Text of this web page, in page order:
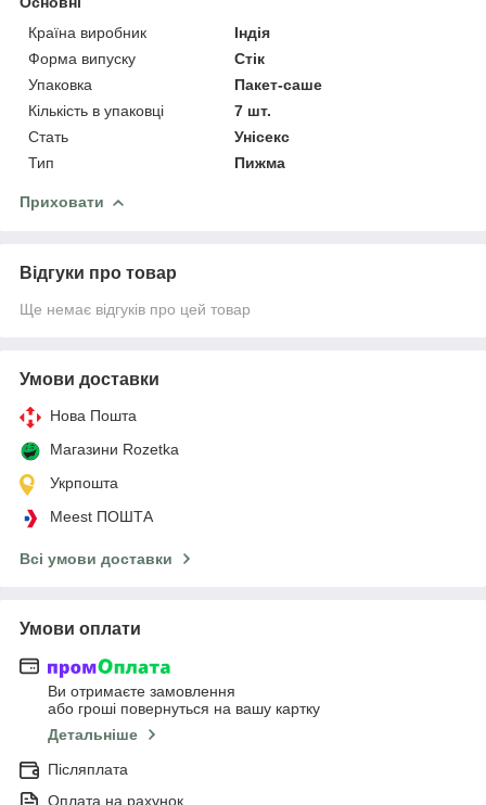
Країна виробник
Індія
Форма випуску
Стік
Упаковка
Пакет-саше
Кількість в упаковці
7 шт.
Стать
Унісекс
Тип
Пижма
Приховати
Відгуки про товар
Ще немає відгуків про цей товар
Умови доставки
Нова Пошта
Магазини Rozetka
Укрпошта
Meest ПОШТА
Всі умови доставки
Умови оплати
Ви отримаєте замовлення
або гроші повернуться на вашу картку
Детальніше
Післяплата
Оплата на рахунок